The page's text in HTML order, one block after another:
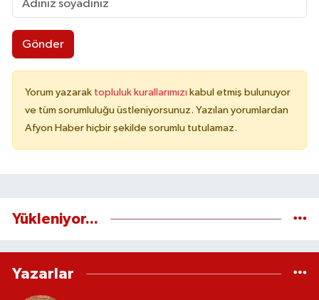
Gönder
Yorum yazarak topluluk kurallarımızı kabul etmiş bulunuyor
ve tüm sorumluluğu üstleniyorsunuz. Yazılan yorumlardan
Afyon Haber hiçbir şekilde sorumlu tutulamaz.
Yükleniyor...
Yazarlar